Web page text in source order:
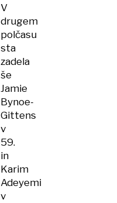
V
drugem
polčasu
sta
zadela
še
Jamie
Bynoe-
Gittens
v
59.
in
Karim
Adeyemi
v